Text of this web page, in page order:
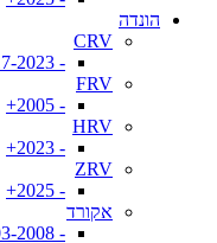
הונדה
CRV
- 2017-2023
FRV
- 2005+
HRV
- 2023+
ZRV
- 2025+
אקורד
- 2003-2008